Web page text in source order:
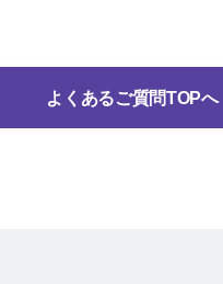
よくあるご質問TOPへ